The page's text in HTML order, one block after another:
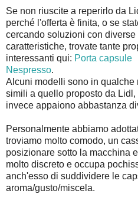
Se non riuscite a reperirlo da
perché l'offerta è finita, o se
cercando soluzioni con diverse
caratteristiche, trovate tante
interessanti qui: Porta capsule
Nespresso.
Alcuni modelli sono in qualche
simili a quello proposto da Lidl,
invece appaiono abbastanza
Personalmente abbiamo
troviamo molto comodo, un
posizionare sotto la macchina
molto discreto e occupa
anch'esso di suddividere le
aroma/gusto/miscela.